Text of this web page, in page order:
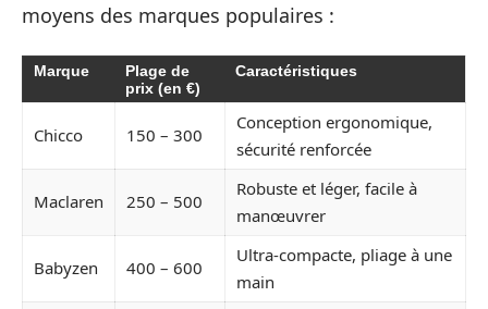
moyens des marques populaires :
Marque
Plage de
prix (en €)
Caractéristiques
Chicco 150 – 300
Conception ergonomique,
sécurité renforcée
Maclaren 250 – 500
Robuste et léger, facile à
manœuvrer
Babyzen 400 – 600
Ultra-compacte, pliage à une
main